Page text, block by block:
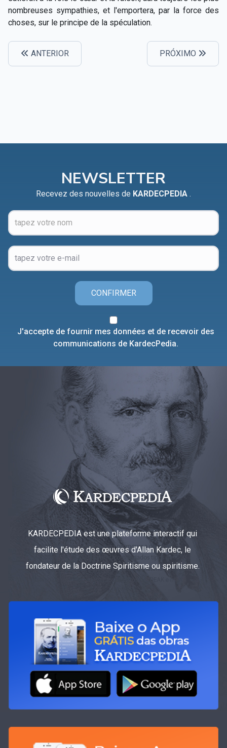
nombreuses sympathies, et l'emportera, par la force des
choses, sur le principe de la spéculation.
ANTERIOR PRÓXIMO
NEWSLETTER
Recevez des nouvelles de KARDECPEDIA .
CONFIRMER
J'accepte de fournir mes données et de recevoir des
communications de KardecPedia.
KARDECPEDIA est une plateforme interactif qui
facilite l'étude des œuvres d'Allan Kardec, le
fondateur de la Doctrine Spiritisme ou spiritisme.